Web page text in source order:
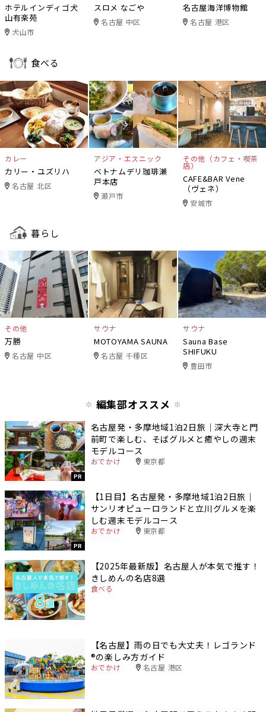
ホテルインディゴ犬
山有楽苑
犬山市
スロメ なごや
名古屋 中区
名古屋海洋博物館
名古屋 港区
食べる
カレー
カリー・ユズリハ
名古屋 北区
アジア・エスニック
ベトナムデリ珈琲瀬
戸本店
瀬戸市
その他（カフェ・喫茶
店）
CAFE&BAR Vene
（ヴェネ）
安城市
暮らし
その他
万勝
名古屋 中区
サウナ
MOTOYAMA SAUNA
名古屋 千種区
サウナ
Sauna Base
SHIFUKU
豊田市
編集部オススメ
PR
名古屋発・多摩地域1泊2日旅｜深大寺と門
前町で楽しむ、そばグルメと癒やしの週末
モデルコース
おでかけ 東京都
PR
【1日目】名古屋発・多摩地域1泊2日旅｜
サンリオピューロランドと立川グルメを楽
しむ週末モデルコース
おでかけ 東京都
【2025年最新版】名古屋人が本気で推す！
きしめんの名店8選
食べる
【名古屋】雨の日でも大丈夫！レゴランド
®️の楽しみ方ガイド
おでかけ 名古屋 港区